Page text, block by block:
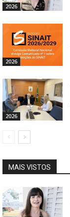
2026
2026
2026
MAIS VISTOS